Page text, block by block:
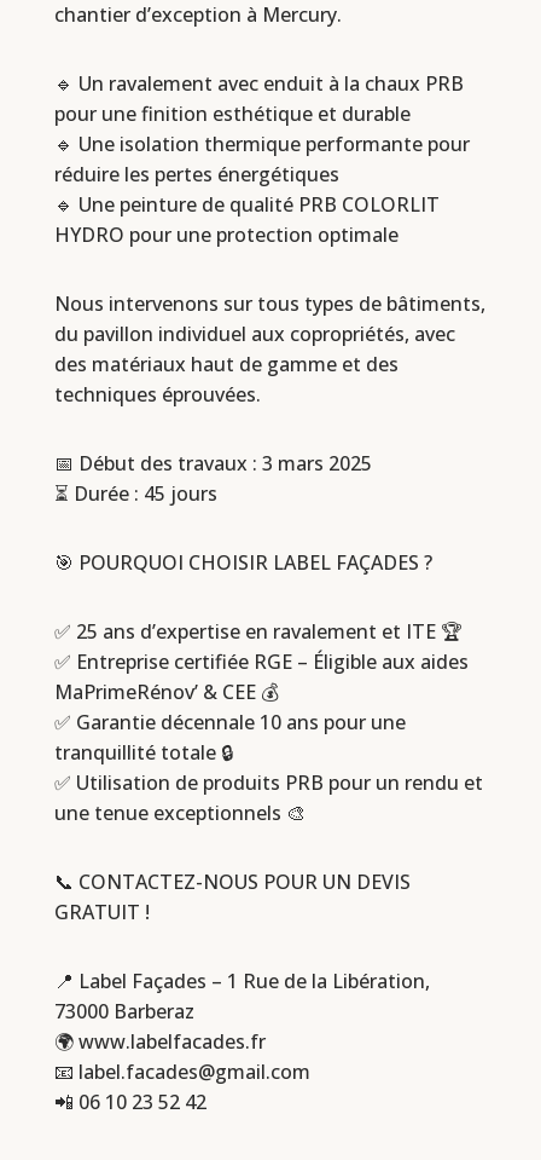
chantier d’exception à Mercury.
🔹 Un ravalement avec enduit à la chaux PRB
pour une finition esthétique et durable
🔹 Une isolation thermique performante pour
réduire les pertes énergétiques
🔹 Une peinture de qualité PRB COLORLIT
HYDRO pour une protection optimale
Nous intervenons sur tous types de bâtiments,
du pavillon individuel aux copropriétés, avec
des matériaux haut de gamme et des
techniques éprouvées.
📅 Début des travaux : 3 mars 2025
⏳ Durée : 45 jours
🎯 POURQUOI CHOISIR LABEL FAÇADES ?
✅ 25 ans d’expertise en ravalement et ITE 🏆
✅ Entreprise certifiée RGE – Éligible aux aides
MaPrimeRénov’ & CEE 💰
✅ Garantie décennale 10 ans pour une
tranquillité totale 🔒
✅ Utilisation de produits PRB pour un rendu et
une tenue exceptionnels 🎨
📞 CONTACTEZ-NOUS POUR UN DEVIS
GRATUIT !
📍 Label Façades – 1 Rue de la Libération,
73000 Barberaz
🌍 www.labelfacades.fr
📧 label.facades@gmail.com
📲 06 10 23 52 42